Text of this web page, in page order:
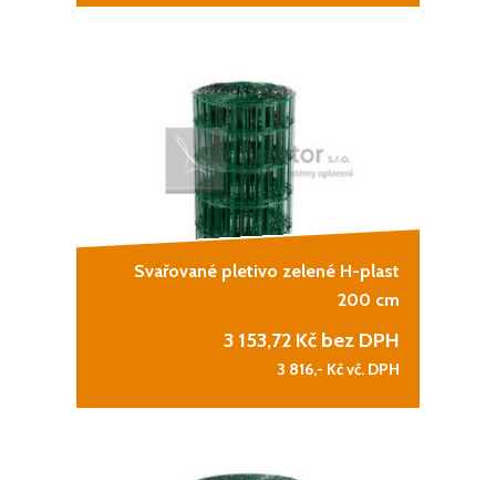
Svařované pletivo zelené H-plast
200 cm
3 153,72 Kč bez DPH
3 816,- Kč vč. DPH